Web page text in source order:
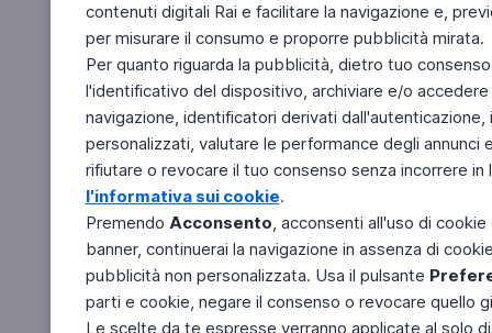
contenuti digitali Rai e facilitare la navigazione e,
per misurare il consumo e proporre pubblicità mirata.
Per quanto riguarda la pubblicità, dietro tuo
l'identificativo del dispositivo, archiviare e/o
navigazione, identificatori derivati
personalizzati, valutare le performance degli
rifiutare o revocare il tuo consenso senza incorrere
l'informativa sui cookie.
Premendo Acconsento, acconsenti all'uso di
banner, continuerai la navigazione in assenza di
pubblicità non personalizzata. Usa il pulsante
parti e cookie, negare il consenso o revocare quello
Le scelte da te espresse verranno applicate al solo